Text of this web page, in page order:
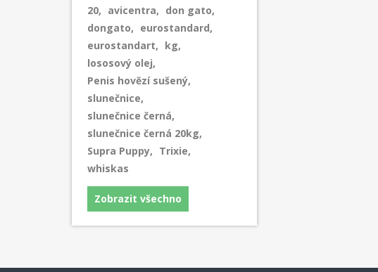
20, avicentra, don gato,
dongato, eurostandard,
eurostandart, kg,
lososový olej,
Penis hovězí sušený,
slunečnice,
slunečnice černá,
slunečnice černá 20kg,
Supra Puppy, Trixie,
whiskas
Zobrazit všechno